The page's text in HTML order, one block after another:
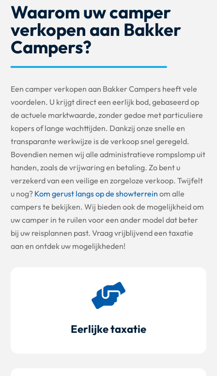
Waarom uw camper
verkopen aan Bakker
Campers?
Een camper verkopen aan Bakker Campers heeft vele
voordelen. U krijgt direct een eerlijk bod, gebaseerd op
de actuele marktwaarde, zonder gedoe met particuliere
kopers of lange wachttijden. Dankzij onze snelle en
transparante werkwijze is de verkoop snel geregeld.
Bovendien nemen wij alle administratieve rompslomp uit
handen, zoals de vrijwaring en betaling. Zo bent u
verzekerd van een veilige en zorgeloze verkoop. Twijfelt
u nog? Kom gerust langs op de showterrein om alle
campers te bekijken. Wij bieden ook de mogelijkheid om
uw camper in te ruilen voor een ander model dat beter
bij uw reisplannen past. Vraag vrijblijvend een taxatie
aan en ontdek uw mogelijkheden!

Eerlijke taxatie